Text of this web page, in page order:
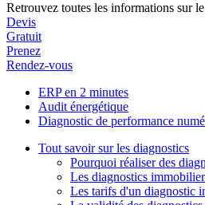
Retrouvez toutes les informations sur
Devis
Gratuit
Prenez
Rendez-vous
ERP en 2 minutes
Audit énergétique
Diagnostic de performance
Tout savoir sur les diagnostics
Pourquoi réaliser des
Les diagnostics
Les tarifs d'un diagnostic